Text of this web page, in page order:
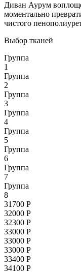
Диван Аурум
моментально
чистого
Выбор тканей
Группа
1
Группа
2
Группа
3
Группа
4
Группа
5
Группа
6
Группа
7
Группа
8
31700 Р
32000 Р
32300 Р
33000 Р
33000 Р
33000 Р
33400 Р
34100 Р